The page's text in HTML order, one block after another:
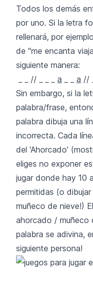
Todos los demás
por uno. Si la letra
rellenará, por
de "me encanta
siguiente manera:
_ _ // _ _ _ a a //
Sin embargo, si la
palabra/frase,
palabra dibuja una
incorrecta. Cada
del 'Ahorcado'
eliges no exponer
jugar donde hay 10
permitidas (o
muñeco de nieve!)
ahorcado / muñeco
palabra se adivina,
siguiente persona!